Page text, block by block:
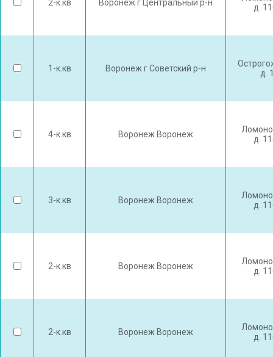
2-к.кв Воронеж г Центральный р-н
д.
1-к.кв Воронеж г Советский р-н
д.
4-к.кв Воронеж Воронеж
д.
3-к.кв Воронеж Воронеж
д.
2-к.кв Воронеж Воронеж
д.
2-к.кв Воронеж Воронеж
д.